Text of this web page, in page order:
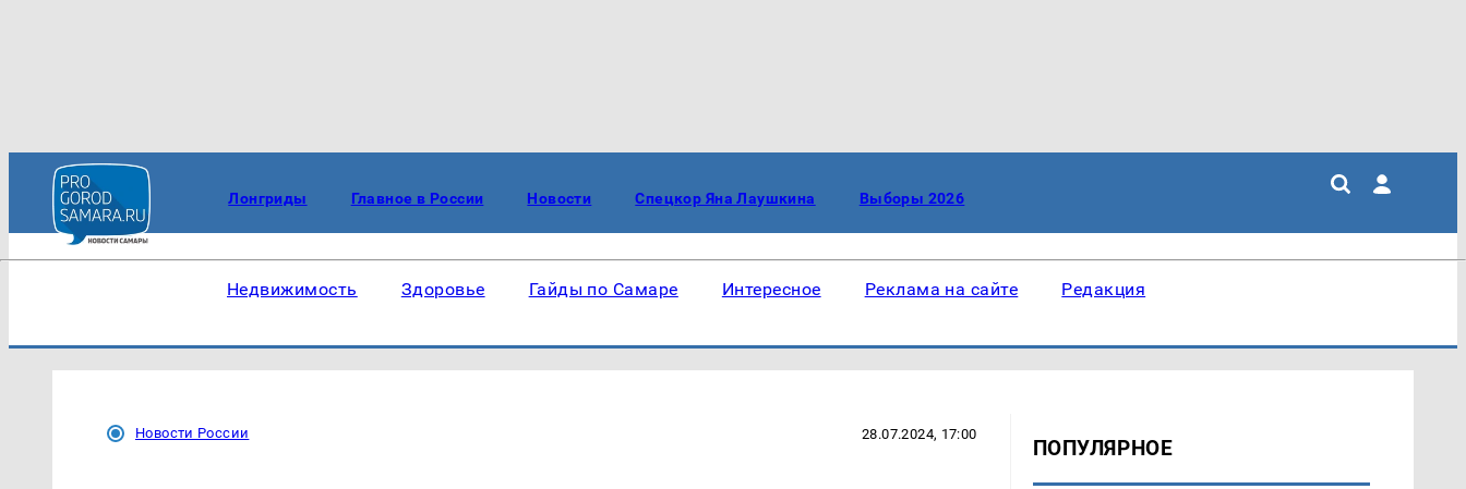
Лонгриды Главное в России Новости Спецкор Яна Лаушкина Выборы 2026
Недвижимость Здоровье Гайды по Самаре Интересное Реклама на сайте Редакция
Новости России 28.07.2024, 17:00
ПОПУЛЯРНОЕ